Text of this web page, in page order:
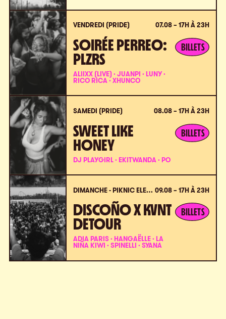
VENDREDI (PRIDE) 07.08 – 17H À 23H
SOIRÉE PERREO:
PLZRS
ALIIXX (LIVE) · JUANPI · LUNY ·
RICO RICA · XHUNCO
BILLETS
SAMEDI (PRIDE) 08.08 – 17H À 23H
SWEET LIKE
HONEY
DJ PLAYGIRL · EKITWANDA · PO
BILLETS
DIMANCHE - PIKNIC ÉLECTRONIK X VPC 09.08 – 17H À 23H
DISCOÑO X KVNT
DETOUR
ADIA PARIS · HANGAËLLE · LA
NIÑA KIWI · SPINELLI · SYANA
BILLETS